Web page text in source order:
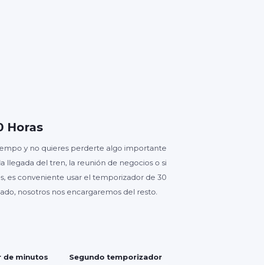
Horas
y no quieres perderte algo importante
llegada del tren, la reunión de negocios o si
es conveniente usar el temporizador de 30
nosotros nos encargaremos del resto.
de minutos Segundo temporizador